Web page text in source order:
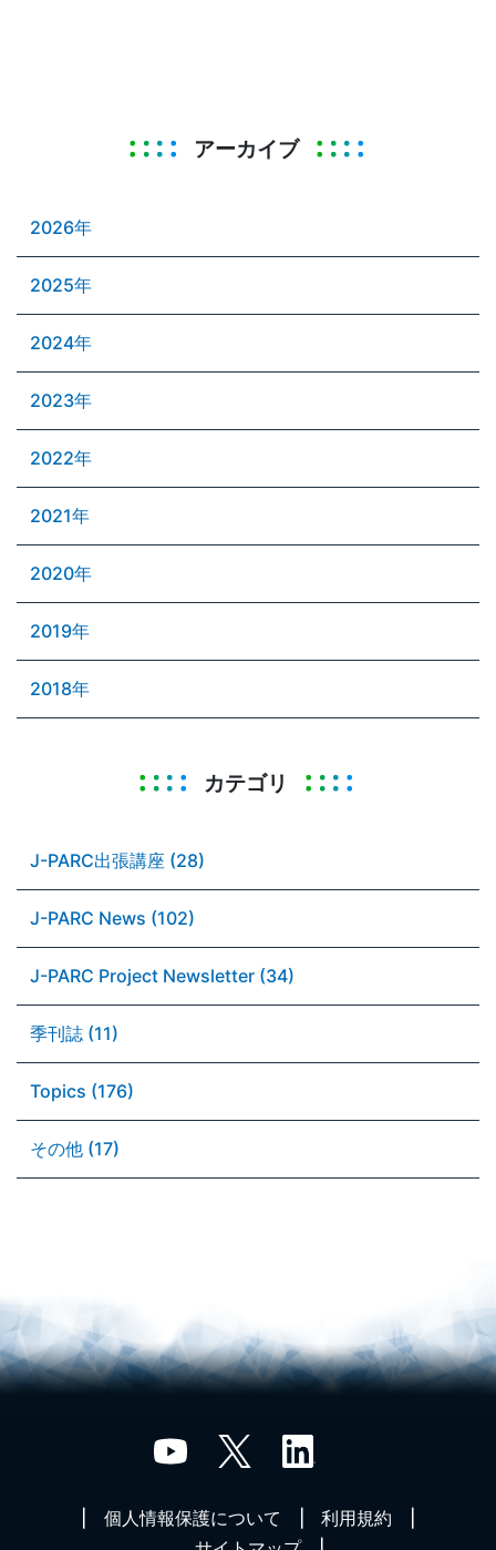
アーカイブ
2026年
2025年
2024年
2023年
2022年
2021年
2020年
2019年
2018年
カテゴリ
J-PARC出張講座 (28)
J-PARC News (102)
J-PARC Project Newsletter (34)
季刊誌 (11)
Topics (176)
その他 (17)
個人情報保護について
利用規約